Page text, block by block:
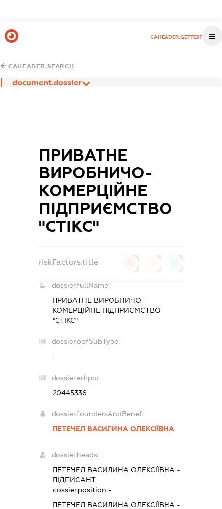
CAHEADER.GETTEST
CAHEADER.SEARCH
document.dossier
ПРИВАТНЕ
ВИРОБНИЧО-
КОМЕРЦІЙНЕ
ПІДПРИЄМСТВО
"СТІКС"
riskFactors.title
dossier.fullName:
ПРИВАТНЕ ВИРОБНИЧО-
КОМЕРЦІЙНЕ ПІДПРИЄМСТВО
"СТІКС"
dossier.opfSubType:
-
dossier.edrpo:
20445336
dossier.foundersAndBenef:
ПЕТЕЧЕЛ ВАСИЛИНА ОЛЕКСІЇВНА
dossier.heads:
ПЕТЕЧЕЛ ВАСИЛИНА ОЛЕКСІЇВНА -
ПІДПИСАНТ
dossier.position -
ПЕТЕЧЕЛ ВАСИЛИНА ОЛЕКСІЇВНА -